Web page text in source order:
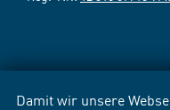
Damit wir unsere